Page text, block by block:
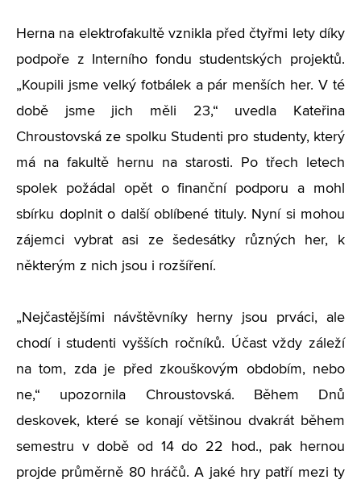
Herna na elektrofakultě vznikla před čtyřmi lety díky
podpoře z Interního fondu studentských projektů.
„Koupili jsme velký fotbálek a pár menších her. V té
době jsme jich měli 23,“ uvedla Kateřina
Chroustovská ze spolku Studenti pro studenty, který
má na fakultě hernu na starosti. Po třech letech
spolek požádal opět o finanční podporu a mohl
sbírku doplnit o další oblíbené tituly. Nyní si mohou
zájemci vybrat asi ze šedesátky různých her, k
některým z nich jsou i rozšíření.
„Nejčastějšími návštěvníky herny jsou prváci, ale
chodí i studenti vyšších ročníků. Účast vždy záleží
na tom, zda je před zkouškovým obdobím, nebo
ne,“ upozornila Chroustovská. Během Dnů
deskovek, které se konají většinou dvakrát během
semestru v době od 14 do 22 hod., pak hernou
projde průměrně 80 hráčů. A jaké hry patří mezi ty